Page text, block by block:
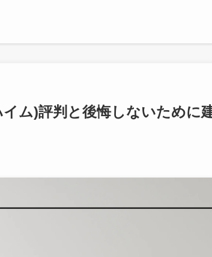
ム)評判と後悔しないために